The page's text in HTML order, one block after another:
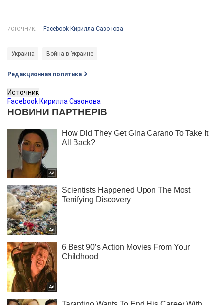
ИСТОЧНИК: Facebook Кирилла Сазонова
Украина Война в Украине
Редакционная политика
Источник
Facebook Кирилла Сазонова